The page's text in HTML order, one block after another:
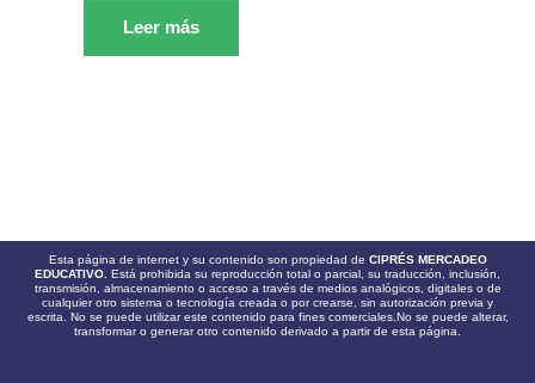
Leer más
Esta página de internet y su contenido son propiedad de CIPRÉS MERCADEO
EDUCATIVO. Está prohibida su reproducción total o parcial, su traducción, inclusión,
transmisión, almacenamiento o acceso a través de medios analógicos, digitales o de
cualquier otro sistema o tecnología creada o por crearse, sin autorización previa y
escrita. No se puede utilizar este contenido para fines comerciales.No se puede alterar,
transformar o generar otro contenido derivado a partir de esta página.